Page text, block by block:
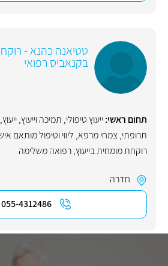
טטיאנה כהנא -
בקנאביס רפואי
תחום ראשי:ייעוץ טיפולי, תמיכה וייעוץ,ייעוץ,
תרופתי, צמחי מרפא, ליווי וטיפול מותאם
רוקחת מומחית בייעוץ,רפואה משלימה
חדרה
055-4312486